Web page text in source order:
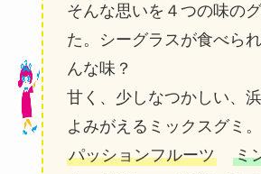
そんな思いを４つの味の
た。シーグラスが食べら
んな味？
甘く、少しなつかしい、
よみがえるミックスグミ。
パッションフルーツ
ミ